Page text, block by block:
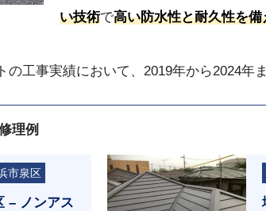
い技術で高い防水性と耐久性を
工事実績において、2019年から2024年
理例
市泉区
– ノンアス